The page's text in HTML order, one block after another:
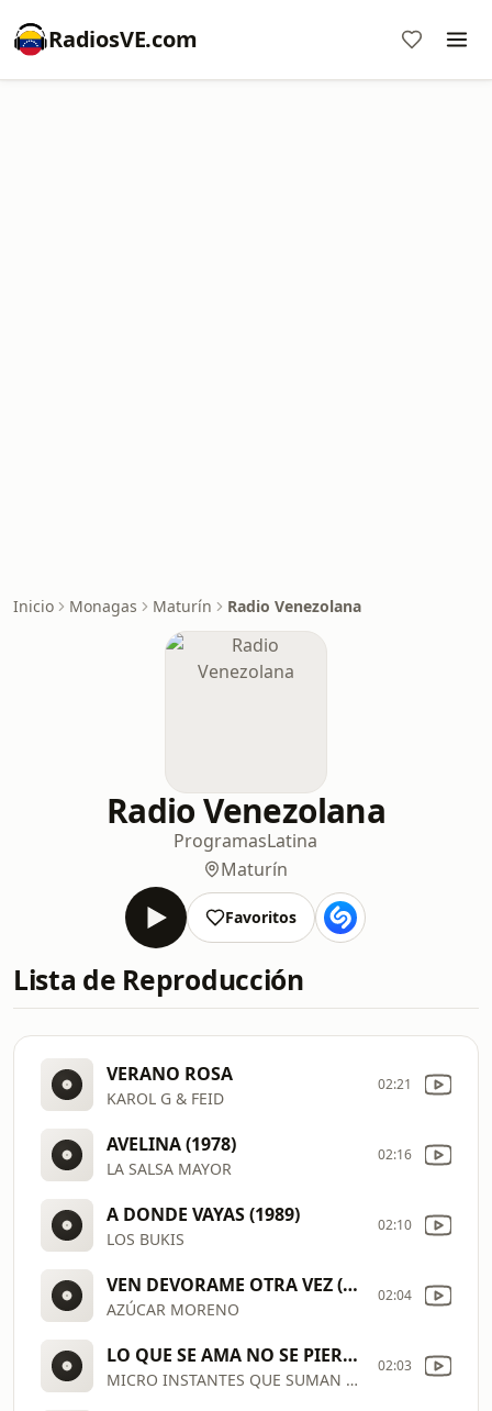
RadiosVE.com
Inicio Monagas Maturín Radio Venezolana
Radio Venezolana
ProgramasLatina
Maturín
Favoritos
Lista de Reproducción
VERANO ROSA
KAROL G & FEID
02:21
AVELINA (1978)
LA SALSA MAYOR
02:16
A DONDE VAYAS (1989)
LOS BUKIS
02:10
VEN DEVORAME OTRA VEZ (1990)
AZÚCAR MORENO
02:04
LO QUE SE AMA NO SE PIERDE
MICRO INSTANTES QUE SUMAN CON MELBA RIVERO
02:03